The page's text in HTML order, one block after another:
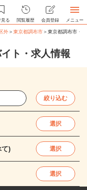
見る 閲覧履歴 会員登録 メニュー
外＞東京都調布市＞東京都調布市・
ト・求人情報
絞り込む
選択
) 選択
選択